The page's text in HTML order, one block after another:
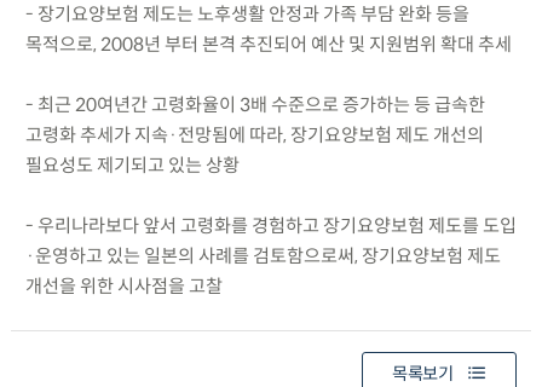
- 장기요양보험 제도는 노후생활 안정과 가족 부담 완화 등을
목적으로, 2008년 부터 본격 추진되어 예산 및 지원범위 확대 추세
- 최근 20여년간 고령화율이 3배 수준으로 증가하는 등 급속한
고령화 추세가 지속·전망됨에 따라, 장기요양보험 제도 개선의
필요성도 제기되고 있는 상황
- 우리나라보다 앞서 고령화를 경험하고 장기요양보험 제도를 도입
·운영하고 있는 일본의 사례를 검토함으로써, 장기요양보험 제도
개선을 위한 시사점을 고찰
목록보기